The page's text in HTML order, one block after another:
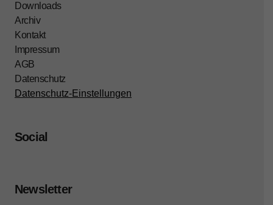
Downloads
Archiv
Kontakt
Impressum
AGB
Datenschutz
Datenschutz-Einstellungen
Social
Newsletter